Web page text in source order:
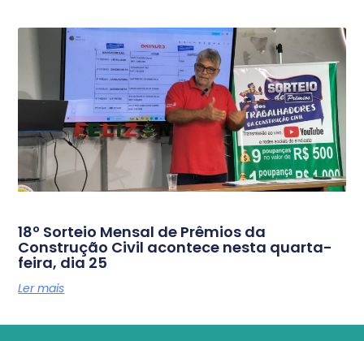
18º Sorteio Mensal de Prêmios da
Construção Civil acontece nesta quarta-
feira, dia 25
Ler mais